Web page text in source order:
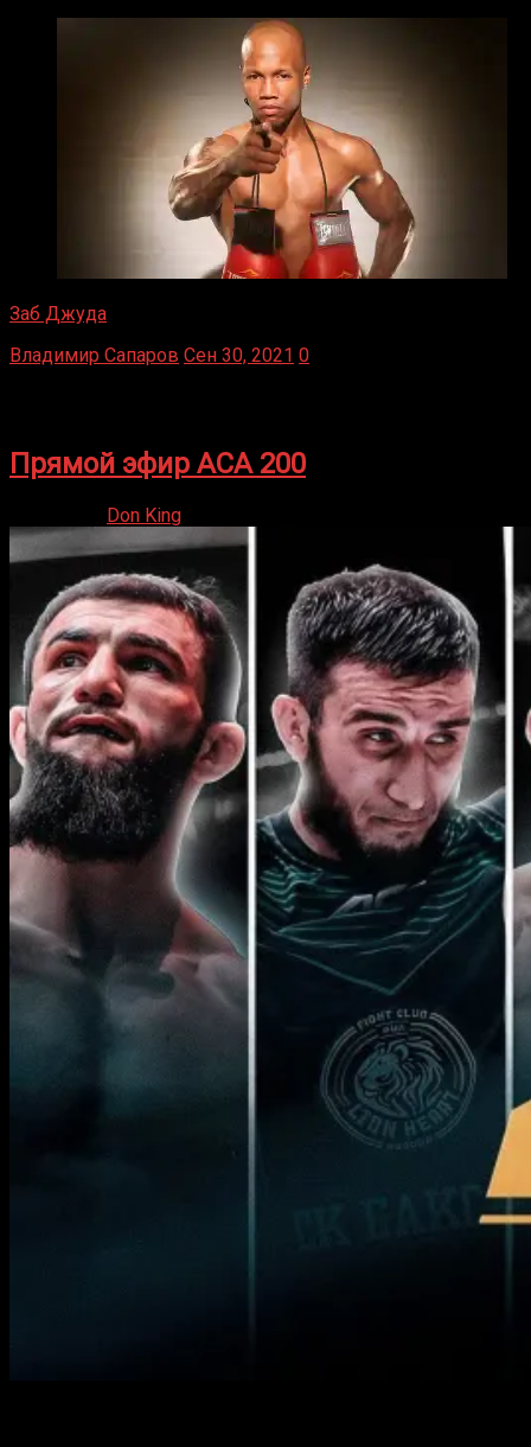
Заб Джуда
Владимир Сапаров Сен 30, 2021 0
Прямой эфир ACA 200
Don King